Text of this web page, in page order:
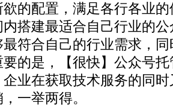
的配置，满足各行各业
搭建最适合自己行业的
符合自己的行业需求，
的是，【很快】公众号
业在获取技术服务的同
一举两得。